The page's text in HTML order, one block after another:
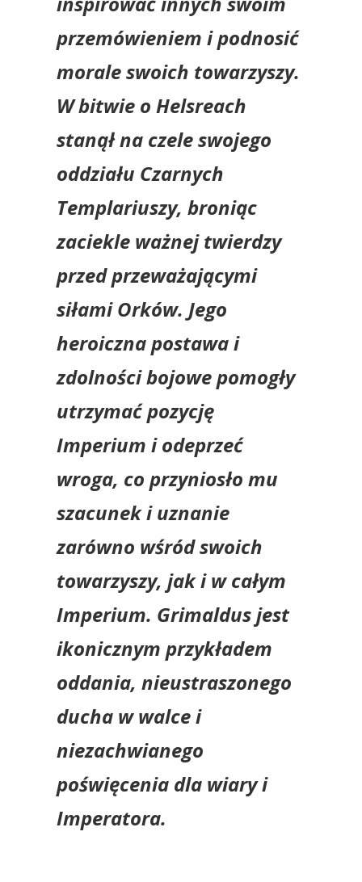
przemówieniem i podnosić
morale swoich towarzyszy.
W bitwie o Helsreach
stanął na czele swojego
oddziału Czarnych
Templariuszy, broniąc
zaciekle ważnej twierdzy
przed przeważającymi
siłami Orków. Jego
heroiczna postawa i
zdolności bojowe pomogły
utrzymać pozycję
Imperium i odeprzeć
wroga, co przyniosło mu
szacunek i uznanie
zarówno wśród swoich
towarzyszy, jak i w całym
Imperium. Grimaldus jest
ikonicznym przykładem
oddania, nieustraszonego
ducha w walce i
niezachwianego
poświęcenia dla wiary i
Imperatora.